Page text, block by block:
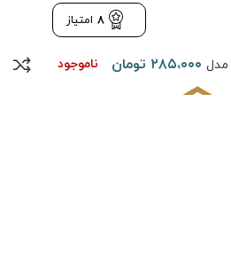
8 امتیاز
مدل ۲۸۵،۰۰۰ تومان ناموجود